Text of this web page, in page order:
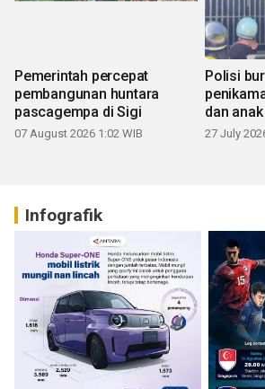
Pemerintah percepat
pembangunan huntara
pascagempa di Sigi
07 August 2026 1:02 WIB
Polisi
dan
27 July
Infografik